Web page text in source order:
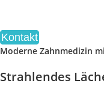
springen
Kontakt
Moderne Zahnmedizin
Strahlendes